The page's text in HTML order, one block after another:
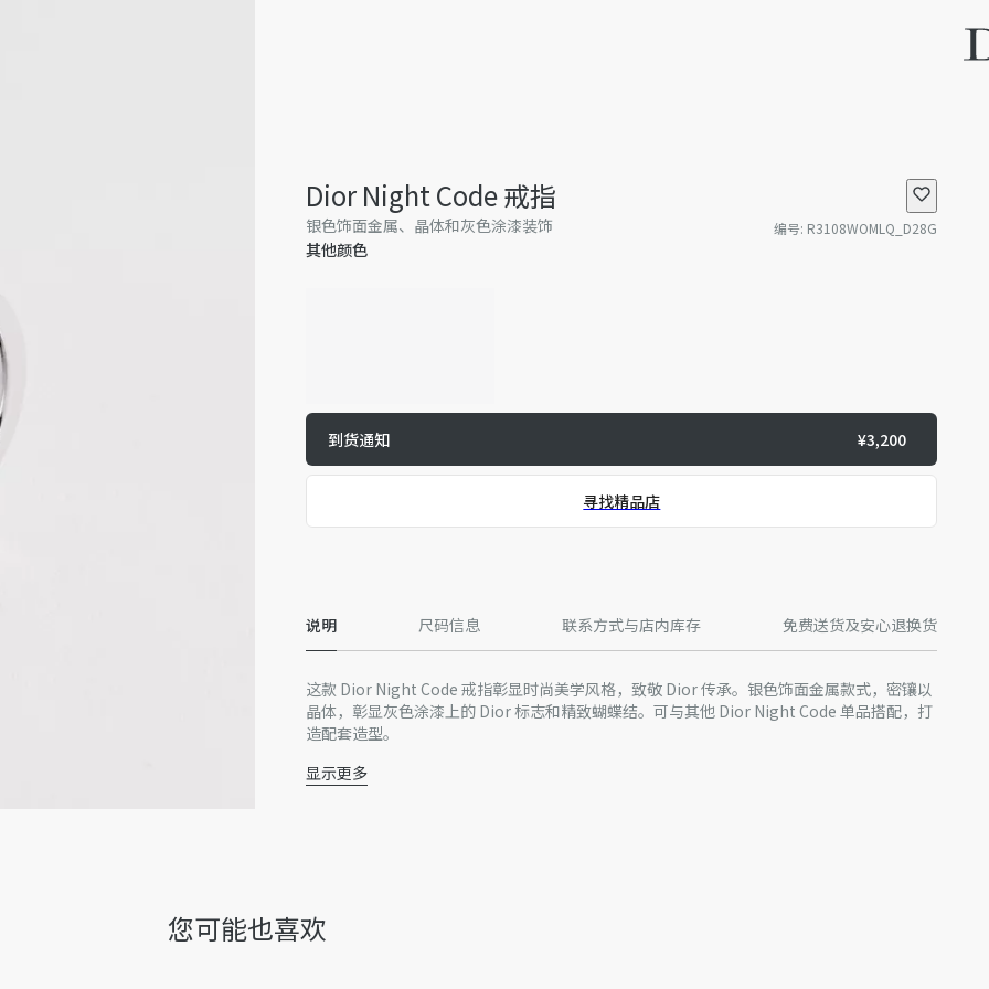
Dior Night Code 戒指
银色饰面金属、晶体和灰色涂漆装饰 编号: R3108WOMLQ_D28G
其他颜色
到货通知 ¥3,200
寻找精品店
说明 尺码信息 联系方式与店内库存 免费送货及安心退换货
这款 Dior Night Code 戒指彰显时尚美学风格，致敬 Dior 传承。银色饰面金属款式，密镶以
晶体，彰显灰色涂漆上的 Dior 标志和精致蝴蝶结。可与其他 Dior Night Code 单品搭配，打
造配套造型。
晶体
因技术局限、产品改良或生产批次等原因，网站中的信息可能存在色差、尺码误差、成分含
显示更多
您可能也喜欢